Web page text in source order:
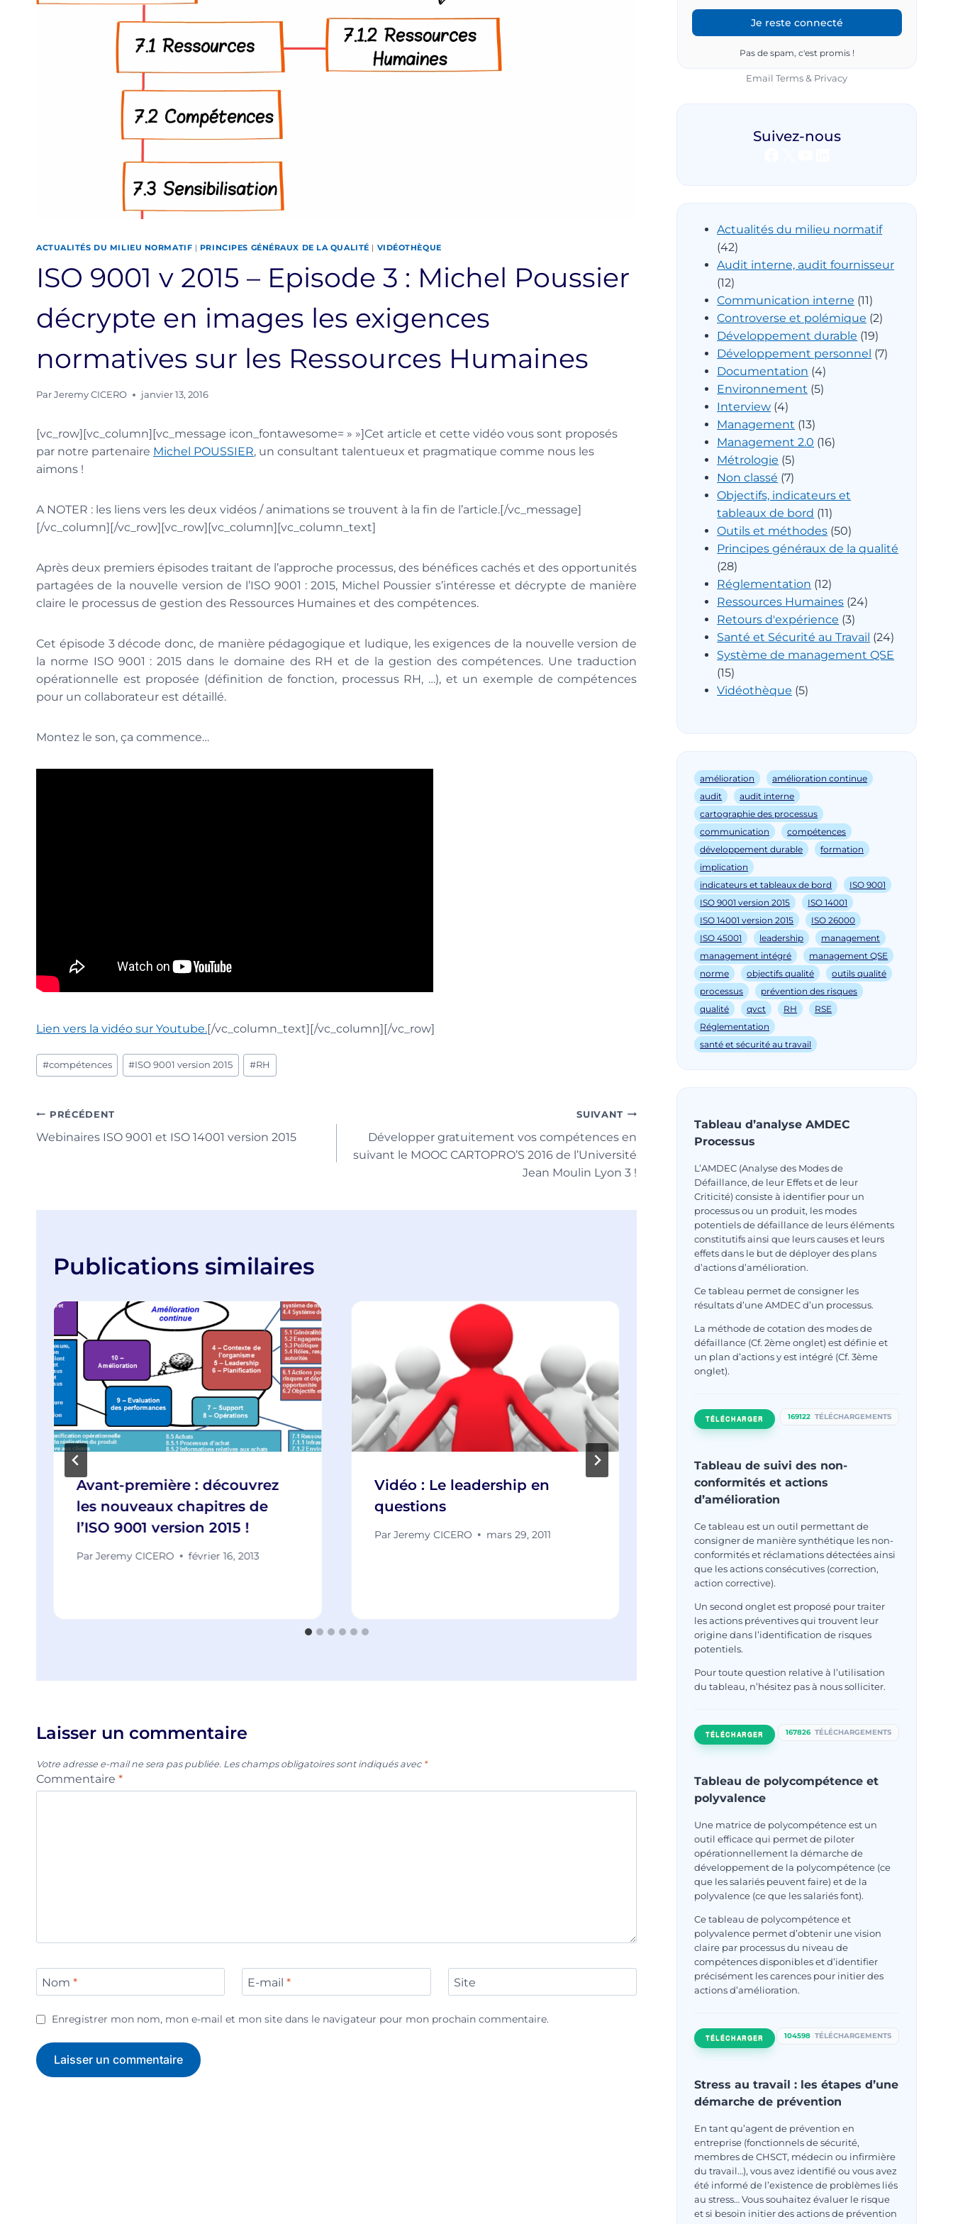
ACTUALITÉS DU MILIEU NORMATIF | PRINCIPES GÉNÉRAUX DE LA QUALITÉ | VIDÉOTHÈQUE
ISO 9001 v 2015 – Episode 3 : Michel Poussier
décrypte en images les exigences
normatives sur les Ressources Humaines
Par Jeremy CICERO janvier 13, 2016
[vc_row][vc_column][vc_message icon_fontawesome= » »]Cet article et cette vidéo vous sont proposés
par notre partenaire Michel POUSSIER, un consultant talentueux et pragmatique comme nous les
aimons !
A NOTER : les liens vers les deux vidéos / animations se trouvent à la fin de l’article.[/vc_message]
[/vc_column][/vc_row][vc_row][vc_column][vc_column_text]
Après deux premiers épisodes traitant de l’approche processus, des bénéfices cachés et des opportunités
partagées de la nouvelle version de l’ISO 9001 : 2015, Michel Poussier s’intéresse et décrypte de manière
claire le processus de gestion des Ressources Humaines et des compétences.
Cet épisode 3 décode donc, de manière pédagogique et ludique, les exigences de la nouvelle version de
la norme ISO 9001 : 2015 dans le domaine des RH et de la gestion des compétences. Une traduction
opérationnelle est proposée (définition de fonction, processus RH, …), et un exemple de compétences
pour un collaborateur est détaillé.
Montez le son, ça commence…
Lien vers la vidéo sur Youtube.[/vc_column_text][/vc_column][/vc_row]
Étiquettes
de
publication :
#compétences #ISO 9001 version 2015 #RH
Navigation
PRÉCÉDENT
Webinaires ISO 9001 et ISO 14001 version 2015
SUIVANT
Développer gratuitement vos compétences en
suivant le MOOC CARTOPRO’S 2016 de l’Université
Jean Moulin Lyon 3 !
Publications similaires
Avant-première : découvrez
les nouveaux chapitres de
l’ISO 9001 version 2015 !
Par Jeremy CICERO février 16, 2013
Vidéo : Le leadership en
questions
Par Jeremy CICERO mars 29, 2011
La démarche qualité stimule
l’innovation des entreprises :
c’est prouvé !
Jeremy CICERO avril 9, 2012
Laisser un commentaire
Votre adresse e-mail ne sera pas publiée. Les champs obligatoires sont indiqués avec *
Commentaire *
Nom * E-mail* Site
Enregistrer mon nom, mon e-mail et mon site dans le navigateur pour mon prochain commentaire.
Pas de spam, c'est promis !
EmailTerms & Privacy
Suivez-nous
Actualités du milieu normatif
(42)
Audit interne, audit fournisseur
(12)
Communication interne (11)
Controverse et polémique (2)
Développement durable (19)
Développement personnel (7)
Documentation (4)
Environnement (5)
Interview (4)
Management (13)
Management 2.0 (16)
Métrologie (5)
Non classé (7)
Objectifs, indicateurs et
tableaux de bord (11)
Outils et méthodes (50)
Principes généraux de la qualité
(28)
Réglementation (12)
Ressources Humaines (24)
Retours d'expérience (3)
Santé et Sécurité au Travail (24)
Système de management QSE
(15)
Vidéothèque (5)
amélioration
amélioration continue
audit
audit interne
cartographie des processus
communication
compétences
développement durable
formation
implication
indicateurs et tableaux de bord
ISO 9001
ISO 9001 version 2015
ISO 14001
ISO 14001 version 2015
ISO 26000
ISO 45001
leadership
management
management intégré
management QSE
norme
objectifs qualité
outils qualité
processus
prévention des risques
qualité
qvct RH
RSE
Réglementation
santé et sécurité au travail
Tableau d’analyse AMDEC
Processus
L’AMDEC (Analyse des Modes de
Défaillance, de leur Effets et de leur
Criticité) consiste à identifier pour un
processus ou un produit, les modes
potentiels de défaillance de leurs éléments
constitutifs ainsi que leurs causes et leurs
effets dans le but de déployer des plans
d’actions d’amélioration.
Ce tableau permet de consigner les
résultats d’une AMDEC d’un processus.
La méthode de cotation des modes de
défaillance (Cf. 2ème onglet) est définie et
un plan d’actions y est intégré (Cf. 3ème
onglet).
TÉLÉCHARGER 169122 TÉLÉCHARGEMENTS
Tableau de suivi des non-
conformités et actions
d’amélioration
Ce tableau est un outil permettant de
consigner de manière synthétique les non-
conformités et réclamations détectées ainsi
que les actions consécutives (correction,
action corrective).
Un second onglet est proposé pour traiter
les actions préventives qui trouvent leur
origine dans l’identification de risques
potentiels.
Pour toute question relative à l’utilisation
du tableau, n’hésitez pas à nous solliciter.
TÉLÉCHARGER 167826 TÉLÉCHARGEMENTS
Tableau de polycompétence et
polyvalence
Une matrice de polycompétence est un
outil efficace qui permet de piloter
opérationnellement la démarche de
développement de la polycompétence (ce
que les salariés peuvent faire) et de la
polyvalence (ce que les salariés font).
Ce tableau de polycompétence et
polyvalence permet d’obtenir une vision
claire par processus du niveau de
compétences disponibles et d’identifier
précisément les carences pour initier des
actions d’amélioration.
TÉLÉCHARGER 104598 TÉLÉCHARGEMENTS
Stress au travail : les étapes d’une
démarche de prévention
En tant qu’agent de prévention en
entreprise (fonctionnels de sécurité,
membres de CHSCT, médecin ou infirmière
du travail…), vous avez identifié ou vous avez
été informé de l’existence de problèmes liés
au stress… Vous souhaitez évaluer le risque
et si besoin initier des actions de prévention